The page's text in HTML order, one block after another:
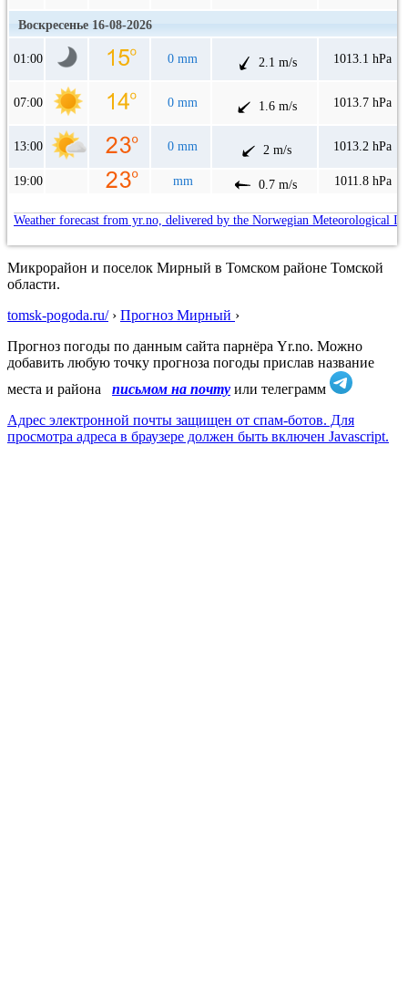
Воскресенье 16-08-2026
01:00 0 mm 2.1 m/s 1013.1 hPa
07:00 0 mm 1.6 m/s 1013.7 hPa
13:00 0 mm 2 m/s 1013.2 hPa
19:00 mm 0.7 m/s 1011.8 hPa
Weather forecast from yr.no, delivered by the Norwegian Meteorological
Микрорайон и поселок Мирный в Томском районе Томской
области.
tomsk-pogoda.ru/› Прогноз Мирный ›
Прогноз погоды по данным сайта парнёра Yr.no. Можно
добавить любую точку прогноза погоды прислав название
места и района
письмом на почту или телеграмм
Адрес электронной почты защищен от спам-ботов. Для
просмотра адреса в браузере должен быть включен Javascript.